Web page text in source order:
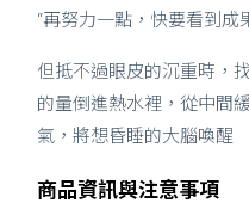
“再努力一點，快要看到成
但抵不過眼皮的沉重時，
的量倒進熱水裡，從中間
氣，將想昏睡的大腦喚醒
商品資訊與注意事項